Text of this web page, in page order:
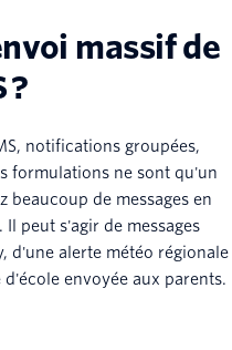
massif de
?
notifications groupées,
formulations ne sont qu'un
beaucoup de messages en
peut s'agir de messages
d'une alerte météo régionale
envoyée aux parents.